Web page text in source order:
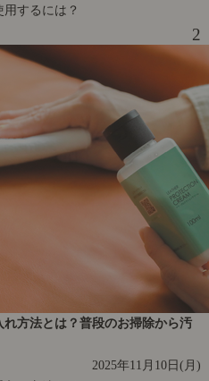
するには？
2
れ方法とは？普段のお掃除から汚
2025年11月10日(月)